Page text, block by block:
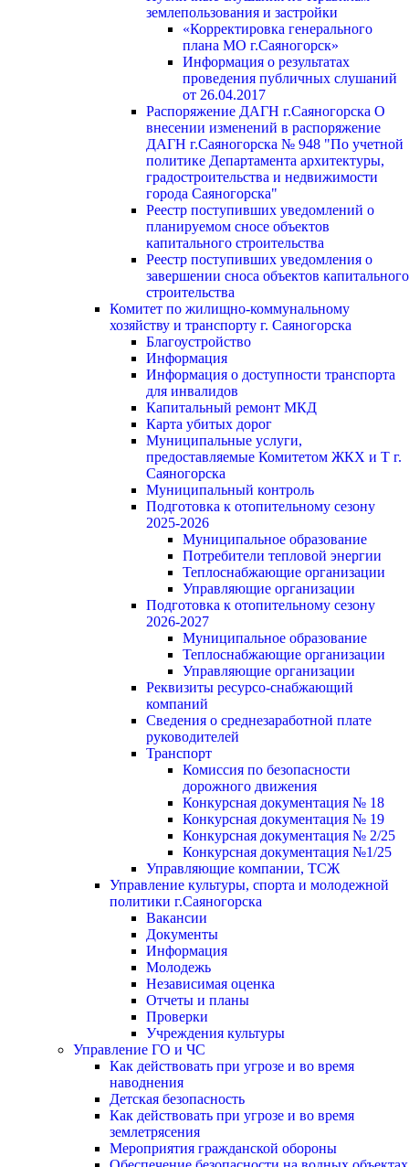
землепользования и застройки
«Корректировка генерального
плана МО г.Саяногорск»
Информация о результатах
проведения публичных слушаний
от 26.04.2017
Распоряжение ДАГН г.Саяногорска О
внесении изменений в распоряжение
ДАГН г.Саяногорска № 948 "По учетной
политике Департамента архитектуры,
градостроительства и недвижимости
города Саяногорска"
Реестр поступивших уведомлений о
планируемом сносе объектов
капитального строительства
Реестр поступивших уведомления о
завершении сноса объектов капитального
строительства
Комитет по жилищно-коммунальному
хозяйству и транспорту г. Саяногорска
Благоустройство
Информация
Информация о доступности транспорта
для инвалидов
Капитальный ремонт МКД
Карта убитых дорог
Муниципальные услуги,
предоставляемые Комитетом ЖКХ и Т г.
Саяногорска
Муниципальный контроль
Подготовка к отопительному сезону
2025-2026
Муниципальное образование
Потребители тепловой энергии
Теплоснабжающие организации
Управляющие организации
Подготовка к отопительному сезону
2026-2027
Муниципальное образование
Теплоснабжающие организации
Управляющие организации
Реквизиты ресурсо-снабжающий
компаний
Сведения о среднезаработной плате
руководителей
Транспорт
Комиссия по безопасности
дорожного движения
Конкурсная документация № 18
Конкурсная документация № 19
Конкурсная документация № 2/25
Конкурсная документация №1/25
Управляющие компании, ТСЖ
Управление культуры, спорта и молодежной
политики г.Саяногорска
Вакансии
Документы
Информация
Молодежь
Независимая оценка
Отчеты и планы
Проверки
Учреждения культуры
Управление ГО и ЧС
Как действовать при угрозе и во время
наводнения
Детская безопасность
Как действовать при угрозе и во время
землетрясения
Мероприятия гражданской обороны